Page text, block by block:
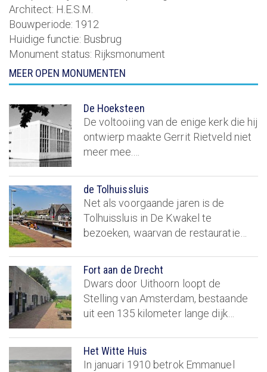
Architect: H.E.S.M.
Bouwperiode: 1912
Huidige functie: Busbrug
Monument status: Rijksmonument
MEER OPEN MONUMENTEN
De Hoeksteen
De voltooiing van de enige kerk die hij
ontwierp maakte Gerrit Rietveld niet
meer mee.…
de Tolhuissluis
Net als voorgaande jaren is de
Tolhuissluis in De Kwakel te
bezoeken, waarvan de restauratie…
Fort aan de Drecht
Dwars door Uithoorn loopt de
Stelling van Amsterdam, bestaande
uit een 135 kilometer lange dijk…
Het Witte Huis
In januari 1910 betrok Emmanuel